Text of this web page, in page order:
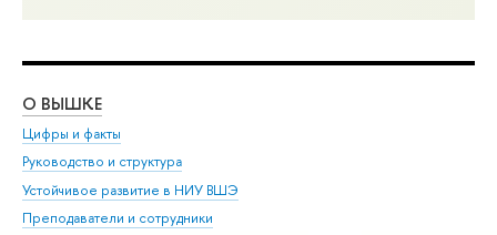
О ВЫШКЕ
Цифры и факты
Руководство и структура
Устойчивое развитие в НИУ ВШЭ
Преподаватели и сотрудники